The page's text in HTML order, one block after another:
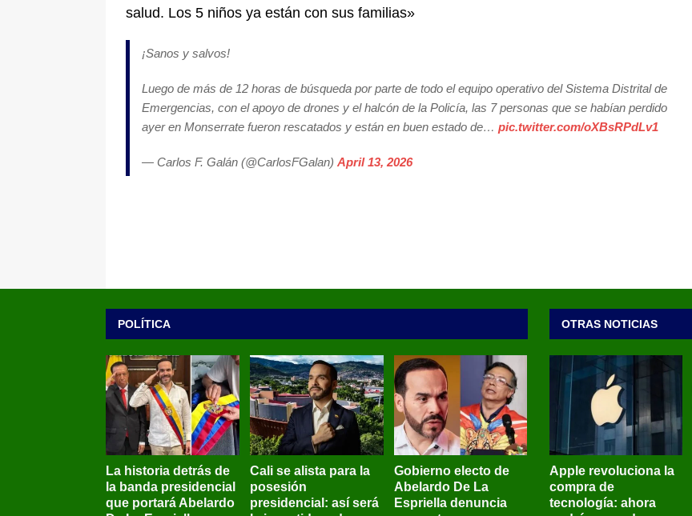
salud. Los 5 niños ya están con sus familias»
¡Sanos y salvos!
Luego de más de 12 horas de búsqueda por parte de todo el equipo operativo del Sistema Distrital de
Emergencias, con el apoyo de drones y el halcón de la Policía, las 7 personas que se habían perdido
ayer en Monserrate fueron rescatados y están en buen estado de… pic.twitter.com/oXBsRPdLv1
— Carlos F. Galán (@CarlosFGalan) April 13, 2026
POLÍTICA
La historia detrás de
la banda presidencial
que portará Abelardo
Cali se alista para la
posesión
presidencial: así será
Gobierno electo de
Abelardo De La
Espriella denuncia
OTRAS NOTICIAS
Apple revoluciona la
compra de
tecnología: ahora